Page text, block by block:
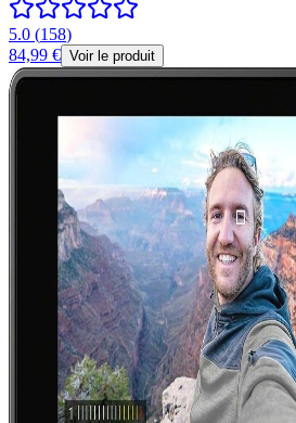
5.0 (158)
84,99 € Voir le produit